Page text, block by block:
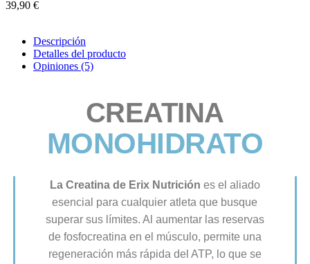
39,90 €
Descripción
Detalles del producto
Opiniones (5)
CREATINA
MONOHIDRATO
La Creatina de Erix Nutrición es el aliado
esencial para cualquier atleta que busque
superar sus límites. Al aumentar las reservas
de fosfocreatina en el músculo, permite una
regeneración más rápida del ATP, lo que se